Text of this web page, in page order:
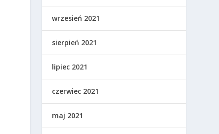
wrzesień 2021
sierpień 2021
lipiec 2021
czerwiec 2021
maj 2021